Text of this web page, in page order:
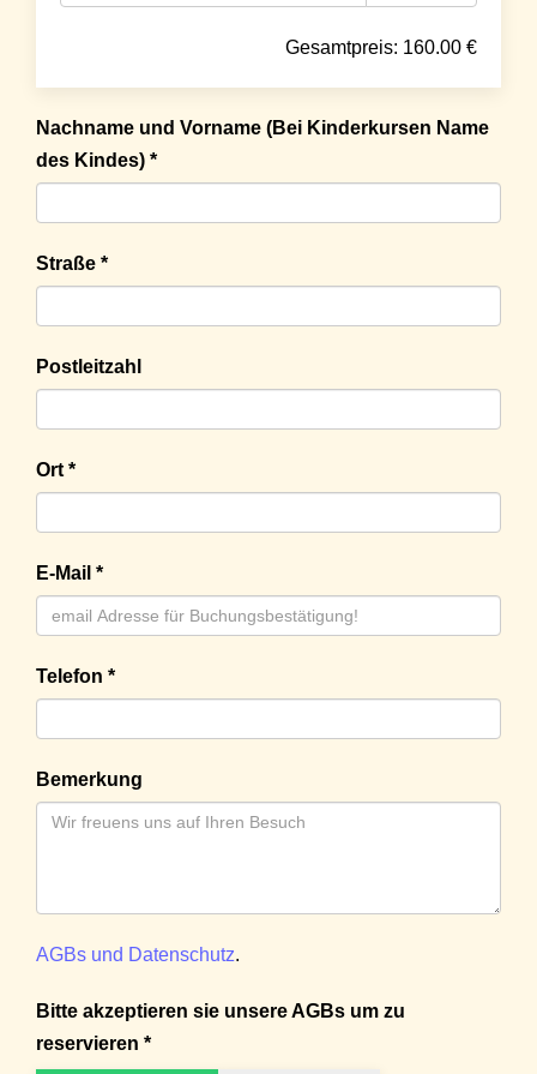
Gesamtpreis: 160.00 €
Nachname und Vorname (Bei Kinderkursen Name
des Kindes) *
Straße *
Postleitzahl
Ort *
E-Mail *
Telefon *
Bemerkung
AGBs und Datenschutz.
Bitte akzeptieren sie unsere AGBs um zu
reservieren *